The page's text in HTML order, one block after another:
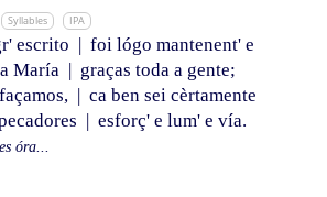
Syllables IPA
escrito | foi lógo mantenent' e
María | graças toda a gente;
| ca ben sei cèrtamente
| esforç' e lum' e vía.
óra...